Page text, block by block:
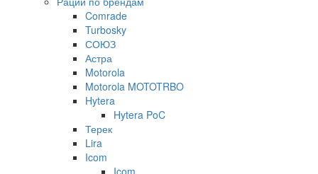
Comrade
Turbosky
СОЮЗ
Астра
Motorola
Motorola MOTOTRBO
Hytera
Hytera PoC
Терек
Lira
Icom
Icom